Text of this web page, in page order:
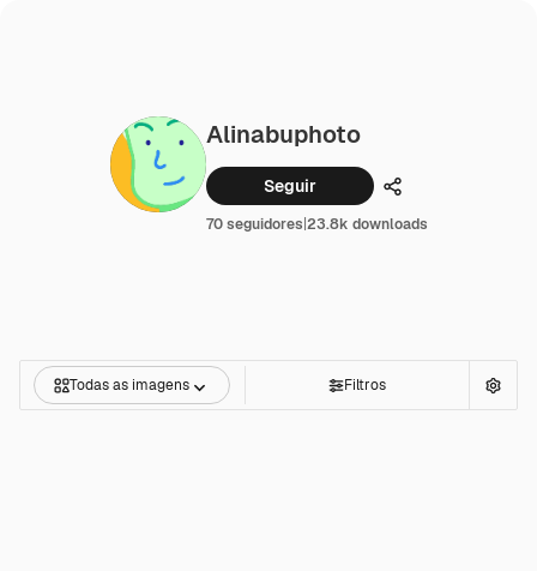
Alinabuphoto
Seguir Compartilhar
70 seguidores|23.8k downloads
Todas as imagens Filtros